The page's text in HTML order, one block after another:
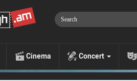
Cinema Concert